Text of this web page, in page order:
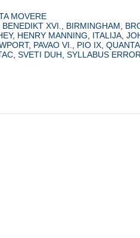
MOVERE
BENEDIKT XVI. BIRMINGHAM
, HENRY MANNING ITALIJA
, PAVAO VI. PIO IX
SVETI DUH SYLLABUS